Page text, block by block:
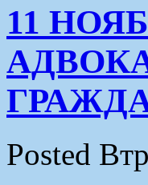
11
Posted